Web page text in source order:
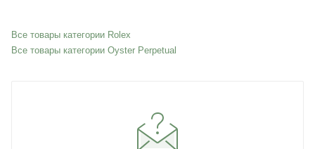
Все товары категории Rolex
Все товары категории Oyster Perpetual